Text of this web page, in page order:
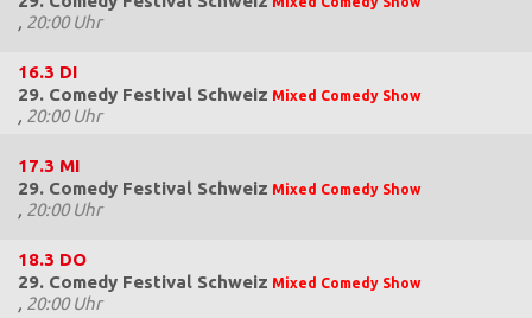
, 20:00 Uhr
16.3 DI
29. Comedy Festival Schweiz Mixed Comedy Show
, 20:00 Uhr
17.3 MI
29. Comedy Festival Schweiz Mixed Comedy Show
, 20:00 Uhr
18.3 DO
29. Comedy Festival Schweiz Mixed Comedy Show
, 20:00 Uhr